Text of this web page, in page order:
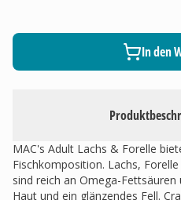
MAC's Adult Lachs & Forelle
Fischkomposition. Lachs,
sind reich an Omega-
Haut und ein glänzendes Fell.
In den